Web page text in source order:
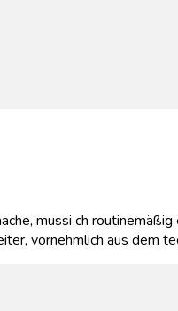
mussi ch
vornehmlich aus dem